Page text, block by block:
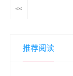
<<
推荐阅读